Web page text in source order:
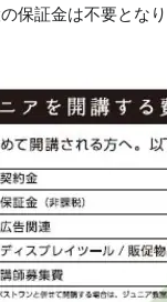
保証金は不要とな